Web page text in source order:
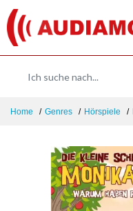
Home Genres Hörspiele